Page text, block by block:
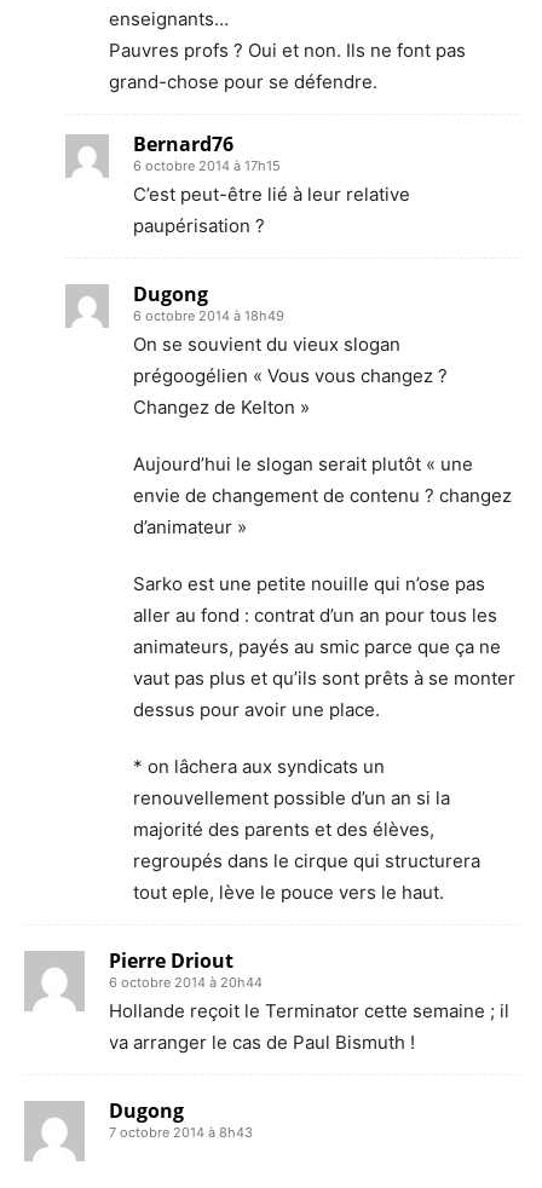
enseignants…
Pauvres profs ? Oui et non. Ils ne font pas
grand-chose pour se défendre.
Bernard76
6 octobre 2014 à 17h15
C’est peut-être lié à leur relative
paupérisation ?
Dugong
6 octobre 2014 à 18h49
On se souvient du vieux slogan
prégoogélien « Vous vous changez ?
Changez de Kelton »
Aujourd’hui le slogan serait plutôt « une
envie de changement de contenu ? changez
d’animateur »
Sarko est une petite nouille qui n’ose pas
aller au fond : contrat d’un an pour tous les
animateurs, payés au smic parce que ça ne
vaut pas plus et qu’ils sont prêts à se monter
dessus pour avoir une place.
* on lâchera aux syndicats un
renouvellement possible d’un an si la
majorité des parents et des élèves,
regroupés dans le cirque qui structurera
tout eple, lève le pouce vers le haut.
Pierre Driout
6 octobre 2014 à 20h44
Hollande reçoit le Terminator cette semaine ; il
va arranger le cas de Paul Bismuth !
Dugong
7 octobre 2014 à 8h43